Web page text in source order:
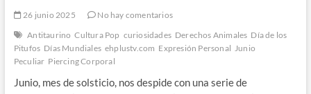
26 junio 2025
No hay comentarios
Antitaurino Cultura Pop curiosidades Derechos Animales Día de los
Pitufos Días Mundiales ehplustv.com Expresión Personal Junio
Peculiar Piercing Corporal
Junio, mes de solsticio, nos despide con una serie de